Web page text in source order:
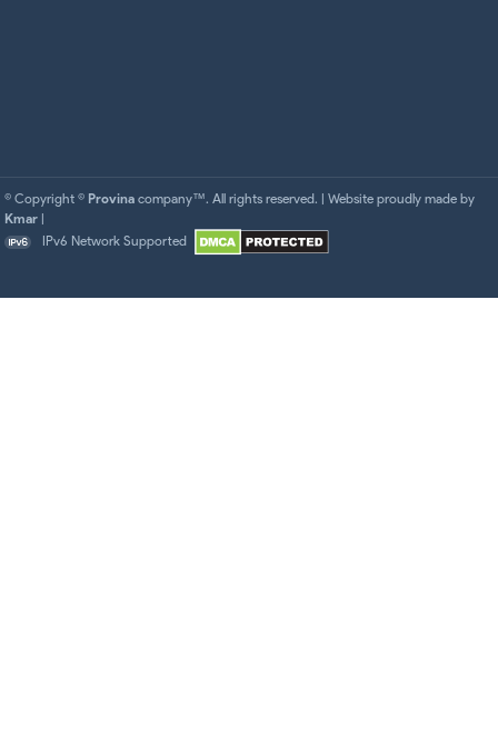
© Copyright © Provina company™. All rights reserved. | Website proudly made by
Kmar |
IPv6 Network Supported